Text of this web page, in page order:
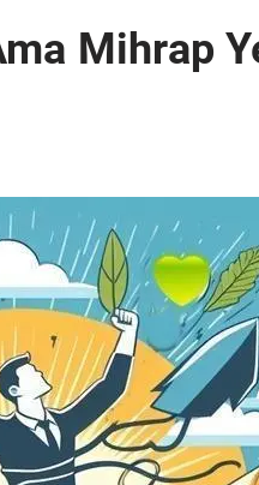
Mihrap